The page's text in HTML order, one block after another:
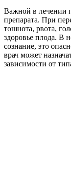
Важной в лечении
препарата. При
тошнота, рвота,
здоровье плода. В
сознание, это
врач может
зависимости от